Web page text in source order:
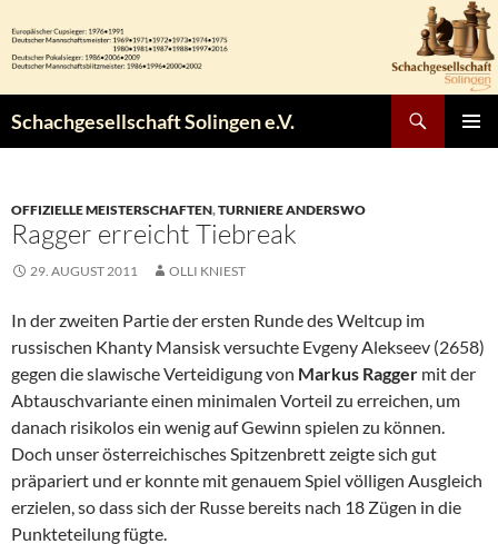
Inhalt
springen
Schachgesellschaft Solingen e.V.
OFFIZIELLE MEISTERSCHAFTEN,TURNIERE ANDERSWO
Ragger erreicht Tiebreak
29. AUGUST 2011 OLLI KNIEST
In der zweiten Partie der ersten Runde des Weltcup im
russischen Khanty Mansisk versuchte Evgeny Alekseev (2658)
gegen die slawische Verteidigung von Markus Ragger mit der
Abtauschvariante einen minimalen Vorteil zu erreichen, um
danach risikolos ein wenig auf Gewinn spielen zu können.
Doch unser österreichisches Spitzenbrett zeigte sich gut
präpariert und er konnte mit genauem Spiel völligen Ausgleich
erzielen, so dass sich der Russe bereits nach 18 Zügen in die
Punkteteilung fügte.